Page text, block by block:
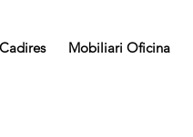
Mobiliari Oficina